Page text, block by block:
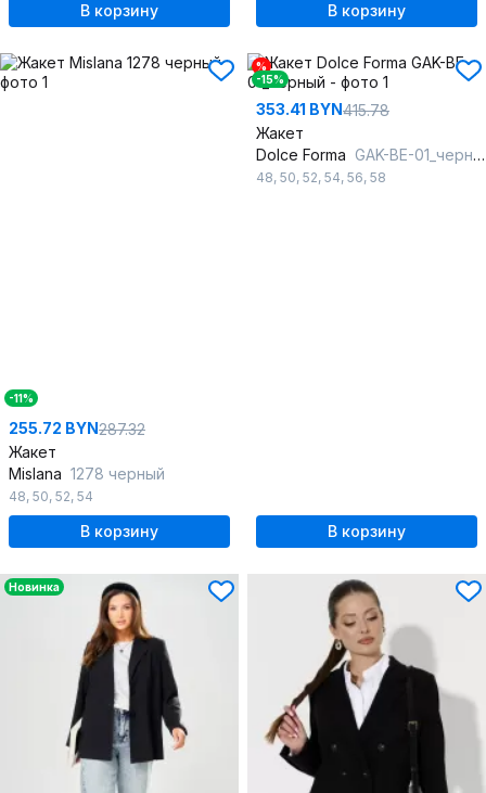
В корзину В корзину
-11%
255.72 BYN287.32
Жакет
Mislana 1278 черный
48, 50, 52, 54
В корзину
%
-15%
353.41 BYN415.78
Жакет
Dolce Forma GAK-BE-01_черный
48, 50, 52, 54, 56, 58
В корзину
Новинка